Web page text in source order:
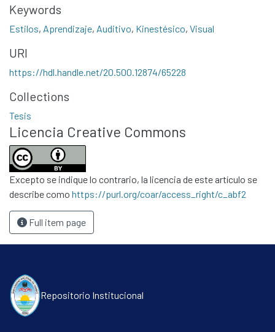
Communities & Collections
All of DSpace
Statistics
Contacto
Políticas
Keywords
Estilos, Aprendizaje, Auditivo, Kinestésico, Visual
URI
https://hdl.handle.net/20.500.12874/65228
Collections
Tesis
Licencia Creative Commons
Excepto se indique lo contrario, la licencia de este artículo se
describe como https://purl.org/coar/access_right/c_abf2
Full item page
Repositorio Institucional